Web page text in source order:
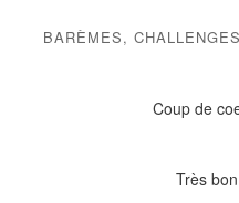
BARÈMES,
Coup de
Très bon